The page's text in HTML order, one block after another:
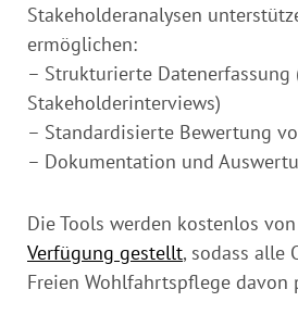
Stakeholderanalysen
ermöglichen:
– Strukturierte Datenerfassung
Stakeholderinterviews)
– Standardisierte Bewertung
– Dokumentation und
Die Tools werden kostenlos von
Verfügung gestellt, sodass alle
Freien Wohlfahrtspflege davon